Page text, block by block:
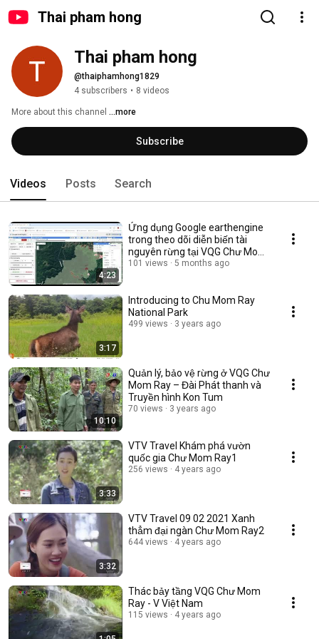
Thai pham hong
Thai pham hong
@thaiphamhong1829
4 subscribers • 8 videos
More about this channel ...more
Subscribe
Videos Posts Search
4:23
Ứng dụng Google earthengine
trong theo dõi diễn biến tài
nguyên rừng tại VQG Chư Mom
Ray
101 views 5 months ago
3:17
Introducing to Chu Mom Ray
National Park
499 views 3 years ago
10:10
Quản lý, bảo vệ rừng ở VQG Chư
Mom Ray – Đài Phát thanh và
Truyền hình Kon Tum
70 views 3 years ago
3:33
VTV Travel Khám phá vườn
quốc gia Chư Mom Ray1
256 views 4 years ago
3:32
VTV Travel 09 02 2021 Xanh
thẳm đại ngàn Chư Mom Ray2
644 views 4 years ago
Thác bảy tầng VQG Chư Mom
Ray - V Việt Nam
115 views 4 years ago